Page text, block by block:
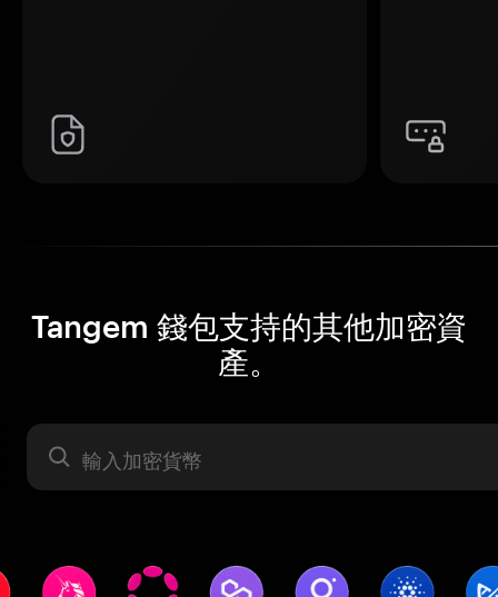
Tangem 錢包支持的其他加密資
產。
資產